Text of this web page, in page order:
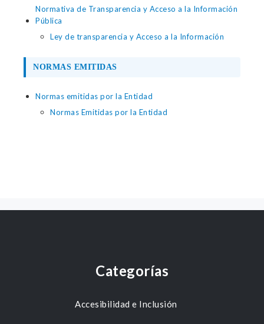
Normativa de Transparencia y Acceso a la Información
Pública
Ley de transparencia y Acceso a la Información
NORMAS EMITIDAS
Normas emitidas por la Entidad
Normas Emitidas por la Entidad
Categorías
Accesibilidad e Inclusión